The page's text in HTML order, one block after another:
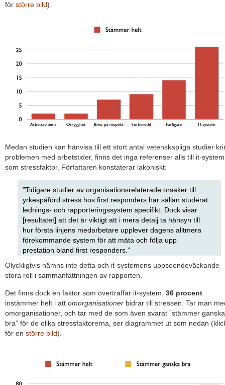
för större bild).
Medan studien kan hänvisa till ett stort antal vetenskapliga studier
problemen med arbetstider, finns det inga referenser alls till it-system
som stressfaktor. Författaren konstaterar lakoniskt:
”Tidigare studier av organisationsrelaterade orsaker till
yrkespåförd stress hos first responders har sällan studerat
lednings- och rapporteringssystem specifikt. Dock visar
[resultatet] att det är viktigt att i mera detalj ta hänsyn till
hur första linjens medarbetare upplever dagens alltmera
förekommande system för att mäta och följa upp
prestation bland first responders.”
Olyckligtvis nämns inte detta och it-systemens uppseendeväckande
stora roll i sammanfattningen av rapporten.
Det finns dock en faktor som överträffar it-system. 36 procent
instämmer helt i att omorganisationer bidrar till stressen. Tar man
omorganisationer, och tar med de som även svarat ”stämmer ganska
bra” för de olika stressfaktorerna, ser diagrammet ut som nedan
för en större bild).